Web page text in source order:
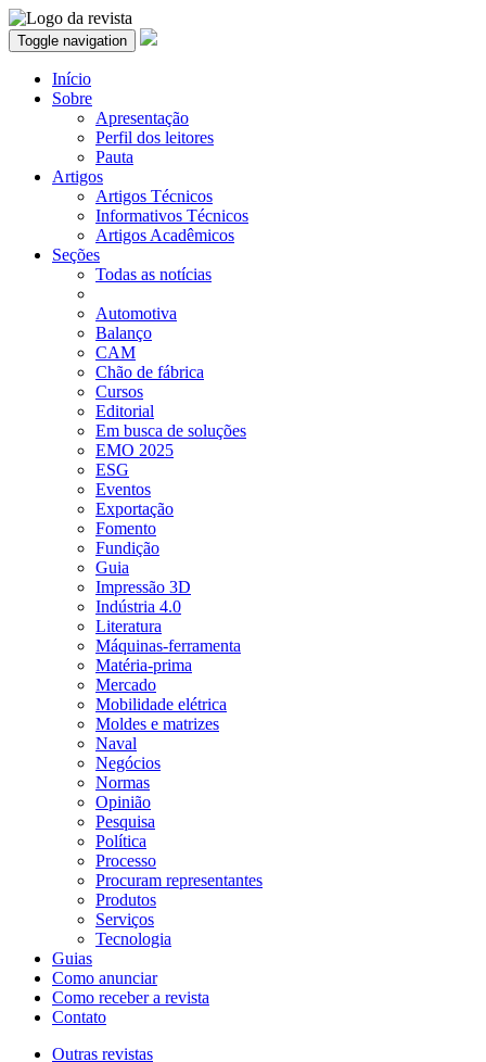
Toggle navigation
Início
Sobre
Apresentação
Perfil dos leitores
Pauta
Artigos
Artigos Técnicos
Informativos Técnicos
Artigos Acadêmicos
Seções
Todas as notícias
Automotiva
Balanço
CAM
Chão de fábrica
Cursos
Editorial
Em busca de soluções
EMO 2025
ESG
Eventos
Exportação
Fomento
Fundição
Guia
Impressão 3D
Indústria 4.0
Literatura
Máquinas-ferramenta
Matéria-prima
Mercado
Mobilidade elétrica
Moldes e matrizes
Naval
Negócios
Normas
Opinião
Pesquisa
Política
Processo
Procuram representantes
Produtos
Serviços
Tecnologia
Guias
Como anunciar
Como receber a revista
Contato
Outras revistas